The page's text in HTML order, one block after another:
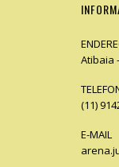
Atibaia
(11)
E-MAIL